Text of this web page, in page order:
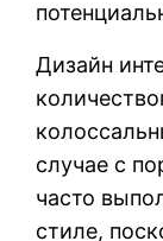
Дизайн
случае с
часто
стиле,